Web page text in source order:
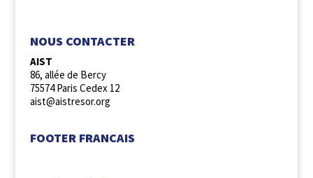
NOUS CONTACTER
AIST
86, allée de Bercy
75574 Paris Cedex 12
aist@aistresor.org
FOOTER FRANCAIS